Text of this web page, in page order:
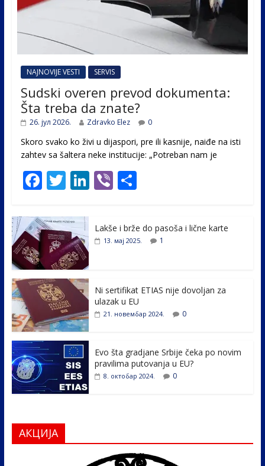
NAJNOVIJE VESTI SERVIS
Sudski overen prevod dokumenta:
Šta treba da znate?
26. јул 2026. Zdravko Elez 0
Skoro svako ko živi u dijaspori, pre ili kasnije, naiđe na isti
zahtev sa šaltera neke institucije: „Potreban nam je
F
e
b
o
o
k
T
itt
er
Li
e
Vi
er
S
ar
e
Lakše i brže do pasoša i lične karte
13. мај 2025. 1
Ni sertifikat ETIAS nije dovoljan za
ulazak u EU
21. новембар 2024. 0
Evo šta gradjane Srbije čeka po novim
pravilima putovanja u EU?
8. октобар 2024. 0
АКЦИЈА